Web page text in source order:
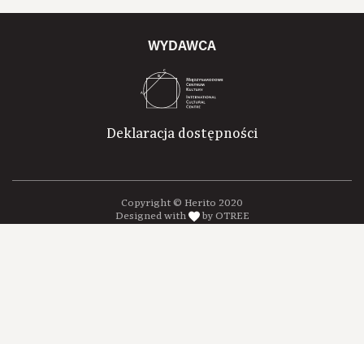
WYDAWCA
Deklaracja dostępności
Copyright © Herito 2020
Designed with
by OTREE